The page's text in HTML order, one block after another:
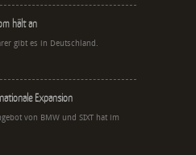
hält an
gibt es in Deutschland.
Expansion
von BMW und SIXT hat im